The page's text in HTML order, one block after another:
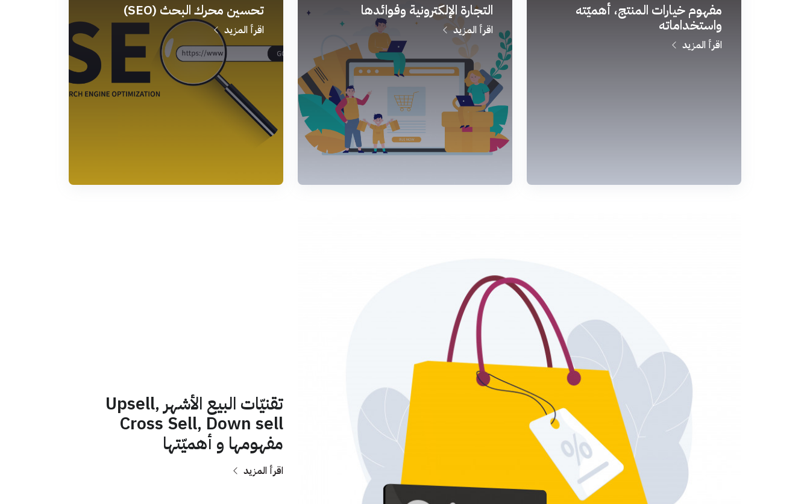
مفهوم خيارات المنتج، أهميّته
واستخداماته
اقرأ المزيد
التجارة الإلكترونية وفوائدها
اقرأ المزيد
تحسين محرك البحث (SEO)
اقرأ المزيد
تقنيّات البيع الأشهر Upsell,
Cross Sell, Down sell
مفهومها و أهميّتها
اقرأ المزيد